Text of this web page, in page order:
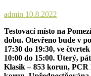
admin 10.8.2022
Testovací místo na
dobu. Otevřeno bude v
17:30 do 19:30, ve
10:00 do 15:00. Úterý,
Klasik – 853 korun, PCR